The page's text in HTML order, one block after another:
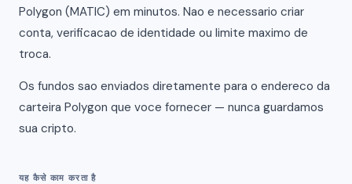
Polygon (MATIC) em minutos. Nao e necessario criar
conta, verificacao de identidade ou limite maximo de
troca.
Os fundos sao enviados diretamente para o endereco da
carteira Polygon que voce fornecer — nunca guardamos
sua cripto.
यह कैसे काम करता है